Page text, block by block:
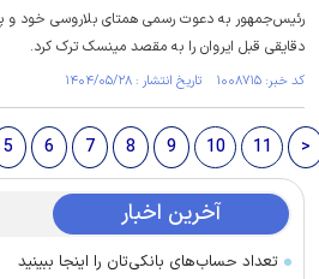
رئیس‌جمهور به دعوت رسمی همتای بلاروسی خود و
دقایقی قبل ایروان را به مقصد مینسک ترک کرد.
کد خبر: ۱۰۰۸۷۱۵ تاریخ انتشار : ۱۴۰۴/۰۵/۲۸
5 6 7 8 9 10 11 >
آخرین اخبار
تعداد حساب‌های بانکی‌تان را اینجا ببینید